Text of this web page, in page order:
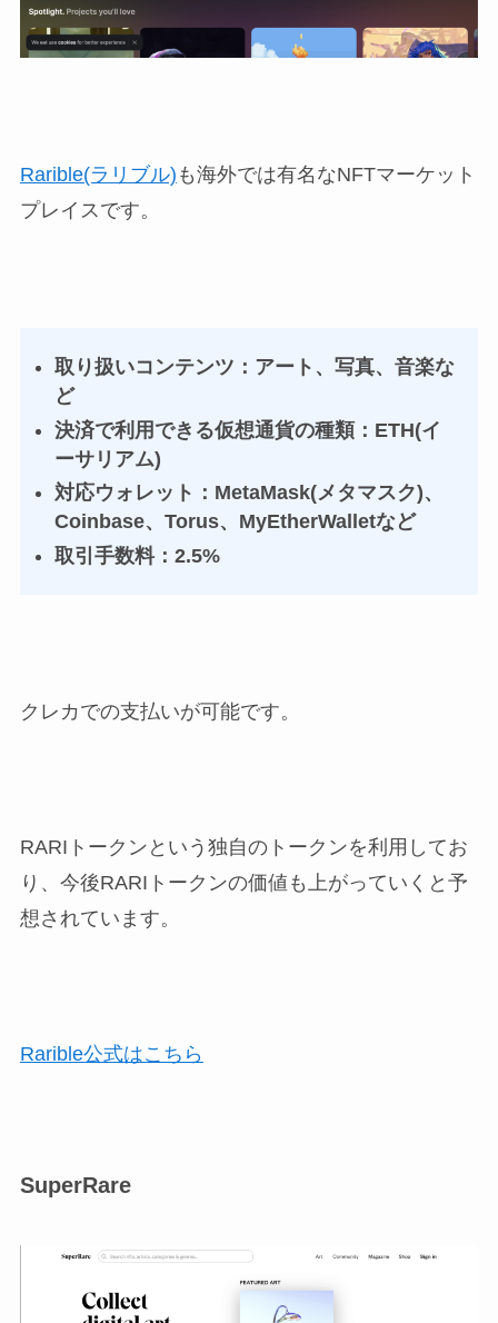
Rarible(ラリブル) も海外では有名なNFTマーケット
プレイスです。
取り扱いコンテンツ：アート、写真、音楽な
ど
決済で利用できる仮想通貨の種類：ETH(イ
ーサリアム)
対応ウォレット：MetaMask(メタマスク)、
Coinbase、Torus、MyEtherWalletなど
取引手数料：2.5%
クレカでの支払いが可能です。
RARIトークンという独自のトークンを利用してお
り、今後RARIトークンの価値も上がっていくと予
想されています。
Rarible公式はこちら
SuperRare